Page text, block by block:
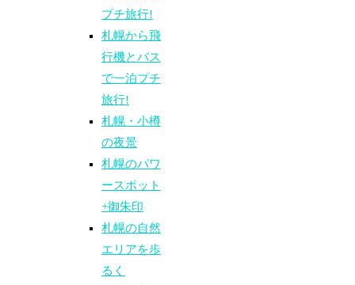
プチ旅行!
札幌から飛
行機とバス
で一泊プチ
旅行!
札幌・小樽
の夜景
札幌のパワ
ースポット
+御朱印
札幌の自然
エリアを歩
るく